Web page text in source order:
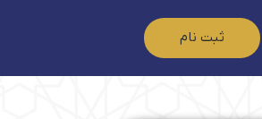
ثبت نام